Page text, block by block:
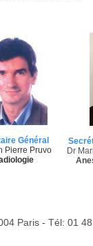
Général
Pierre Pruvo
Dr
Paris - Tél: 01